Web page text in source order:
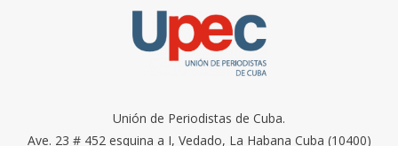
Unión de Periodistas de Cuba.
Ave. 23 # 452 esquina a I, Vedado, La Habana Cuba (10400)